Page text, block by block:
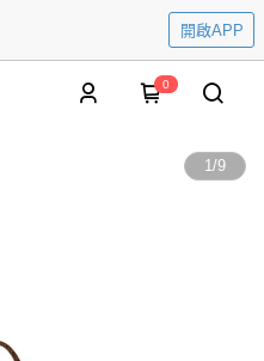
開啟APP
0
1/9